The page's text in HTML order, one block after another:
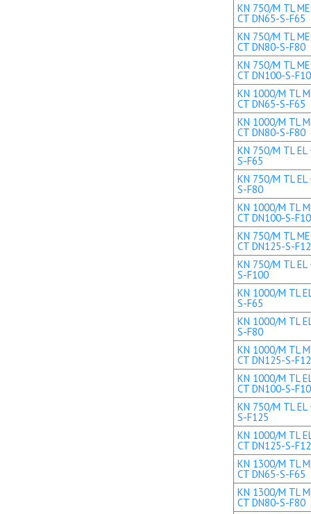
KN 750/M TL
CT DN65-S-F65
KN 750/M TL
CT DN80-S-F80
KN 750/M TL
CT DN100-S-
KN 1000/M TL
CT DN65-S-F65
KN 1000/M TL
CT DN80-S-F80
KN 750/M TL EL
S-F65
KN 750/M TL EL
S-F80
KN 1000/M TL
CT DN100-S-
KN 750/M TL
CT DN125-S-
KN 750/M TL EL
S-F100
KN 1000/M TL
S-F65
KN 1000/M TL
S-F80
KN 1000/M TL
CT DN125-S-
KN 1000/M TL
CT DN100-S-
KN 750/M TL EL
S-F125
KN 1000/M TL
CT DN125-S-
KN 1300/M TL
CT DN65-S-F65
KN 1300/M TL
CT DN80-S-F80